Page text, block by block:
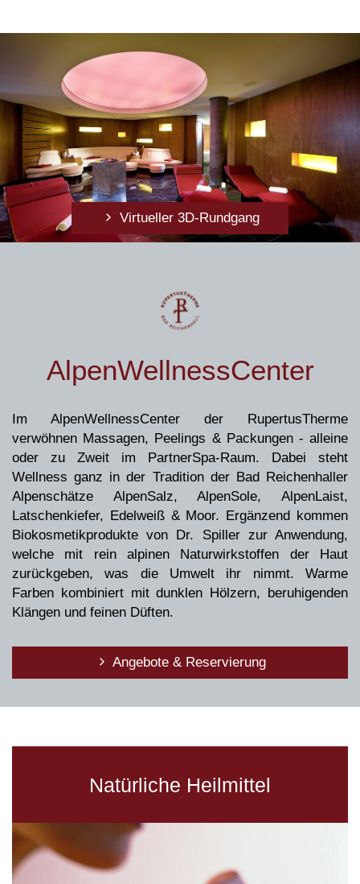
Virtueller 3D-Rundgang
Virtueller 3D-Rundgang
Virtueller 3D-Rundgang
AlpenWellnessCenter
Im AlpenWellnessCenter der RupertusTherme
verwöhnen Massagen, Peelings & Packungen - alleine
oder zu Zweit im PartnerSpa-Raum. Dabei steht
Wellness ganz in der Tradition der Bad Reichenhaller
Alpenschätze AlpenSalz, AlpenSole, AlpenLaist,
Latschenkiefer, Edelweiß & Moor. Ergänzend kommen
Biokosmetikprodukte von Dr. Spiller zur Anwendung,
welche mit rein alpinen Naturwirkstoffen der Haut
zurückgeben, was die Umwelt ihr nimmt. Warme
Farben kombiniert mit dunklen Hölzern, beruhigenden
Klängen und feinen Düften.
Angebote & Reservierung
Natürliche Heilmittel